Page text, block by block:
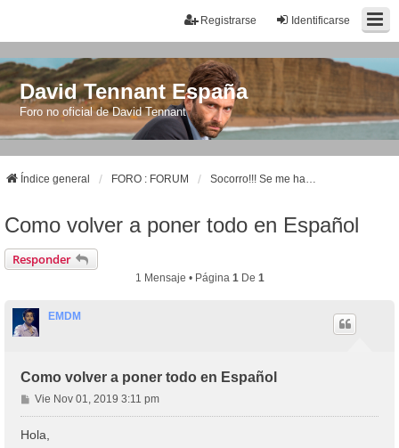
Identificarse
Registrarse
David Tennant España
Foro no oficial de David Tennant
Índice general FORO : FORUM
Como volver a poner todo en Español
Responder
1 Mensaje • Página 1 De 1
EMDM
Como volver a poner todo en Español
M
e
Vie Nov 01, 2019 3:11 pm
Hola,